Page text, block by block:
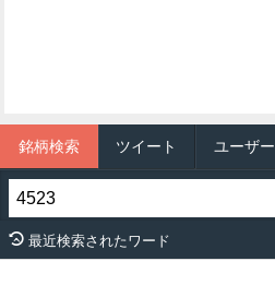
銘柄検索 ツイート ユーザー
最近検索されたワード